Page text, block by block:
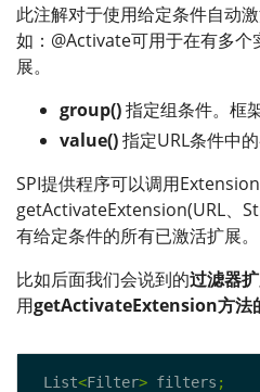
此注解对于使用给定条件自动
如：@Activate可用于在有多
展。
group()指定组条件。框
value()指定URL条件中的
SPI提供程序可以调用
getActivateExtension(URL、
有给定条件的所有已激活扩展。
比如后面我们会说到的过滤器
用getActivateExtension方法
List<Filter> filters ;